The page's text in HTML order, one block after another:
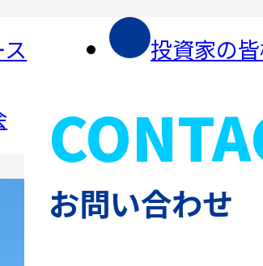
投資家の
IRよくある
お問い合わせ